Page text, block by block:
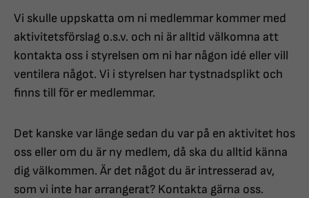
Vi skulle uppskatta om ni medlemmar kommer med
aktivitetsförslag o.s.v. och ni är alltid välkomna att
kontakta oss i styrelsen om ni har någon idé eller vill
ventilera något. Vi i styrelsen har tystnadsplikt och
finns till för er medlemmar.
Det kanske var länge sedan du var på en aktivitet hos
oss eller om du är ny medlem, då ska du alltid känna
dig välkommen. Är det något du är intresserad av,
som vi inte har arrangerat? Kontakta gärna oss.